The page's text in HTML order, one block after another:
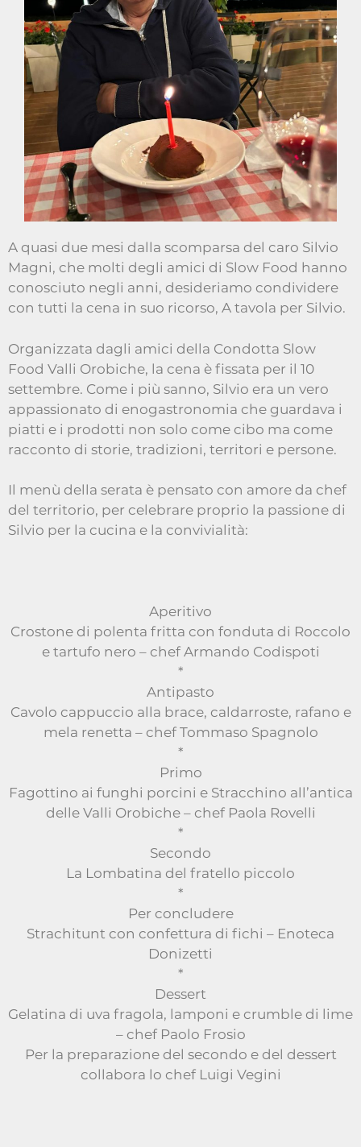
A quasi due mesi dalla scomparsa del caro Silvio
Magni, che molti degli amici di Slow Food hanno
conosciuto negli anni, desideriamo condividere
con tutti la cena in suo ricorso, A tavola per Silvio.
Organizzata dagli amici della Condotta Slow
Food Valli Orobiche, la cena è fissata per il 10
settembre. Come i più sanno, Silvio era un vero
appassionato di enogastronomia che guardava i
piatti e i prodotti non solo come cibo ma come
racconto di storie, tradizioni, territori e persone.
Il menù della serata è pensato con amore da chef
del territorio, per celebrare proprio la passione di
Silvio per la cucina e la convivialità:
Aperitivo
Crostone di polenta fritta con fonduta di Roccolo
e tartufo nero – chef Armando Codispoti
*
Antipasto
Cavolo cappuccio alla brace, caldarroste, rafano e
mela renetta – chef Tommaso Spagnolo
*
Primo
Fagottino ai funghi porcini e Stracchino all’antica
delle Valli Orobiche – chef Paola Rovelli
*
Secondo
La Lombatina del fratello piccolo
*
Per concludere
Strachitunt con confettura di fichi – Enoteca
Donizetti
*
Dessert
Gelatina di uva fragola, lamponi e crumble di lime
– chef Paolo Frosio
Per la preparazione del secondo e del dessert
collabora lo chef Luigi Vegini